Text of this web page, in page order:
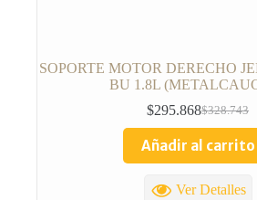
SOPORTE MOTOR DERECHO
BU 1.8L
$328.743
$295.868
Añadir al carrito
Ver Detalles